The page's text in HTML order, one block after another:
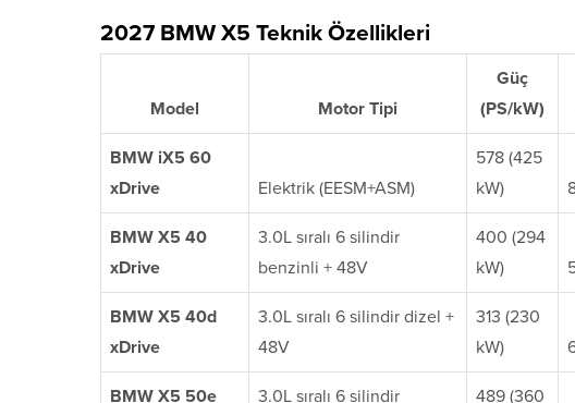
2027 BMW X5 Teknik Özellikleri
Model Motor Tipi
Güç
(PS/kW)
BMW iX5 60
xDrive
Elektrik (EESM+ASM)
578 (425
kW)
BMW X5 40
xDrive
3.0L sıralı 6 silindir
benzinli + 48V
400 (294
kW)
BMW X5 40d
xDrive
3.0L sıralı 6 silindir dizel +
48V
313 (230
kW)
BMW X5 50e
3.0L sıralı 6 silindir
489 (360